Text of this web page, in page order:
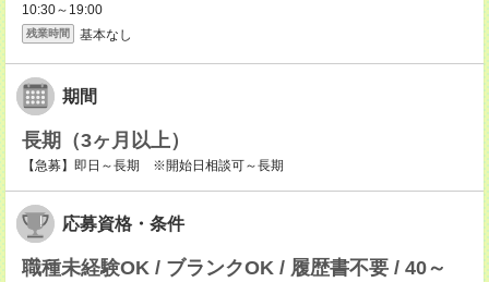
10:30～19:00
残業時間 基本なし
期間
長期（3ヶ月以上）
【急募】即日～長期 ※開始日相談可～長期
応募資格・条件
職種未経験OK / ブランクOK / 履歴書不要 / 40～